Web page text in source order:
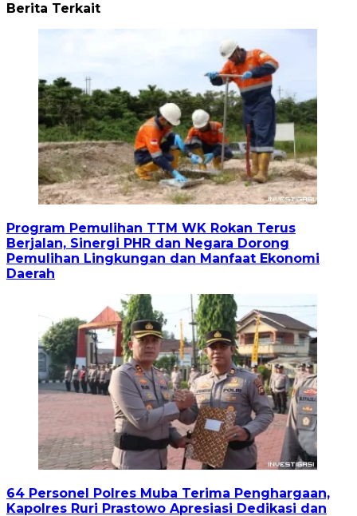
Berita Terkait
Program Pemulihan TTM WK Rokan Terus
Berjalan, Sinergi PHR dan Negara Dorong
Pemulihan Lingkungan dan Manfaat Ekonomi
Daerah
64 Personel Polres Muba Terima Penghargaan,
Kapolres Ruri Prastowo Apresiasi Dedikasi dan